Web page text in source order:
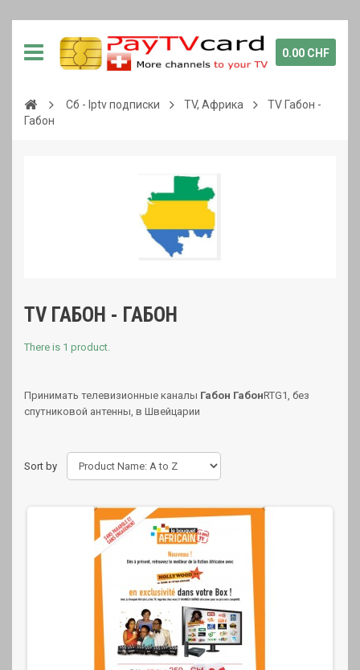
0.00 CHF
Сб - Iptv подписки TV, Африка
TV Габон -
Габон
TV ГАБОН - ГАБОН
There is 1 product.
Принимать телевизионные каналы Габон ГабонRTG1, без
спутниковой антенны, в Швейцарии
Sort by